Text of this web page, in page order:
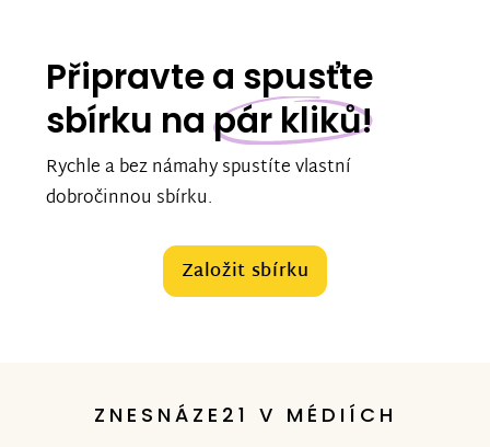
Připravte a spusťte
sbírku na pár kliků!
Rychle a bez námahy spustíte vlastní
dobročinnou sbírku.
Založit sbírku
ZNESNÁZE21 V MÉDIÍCH